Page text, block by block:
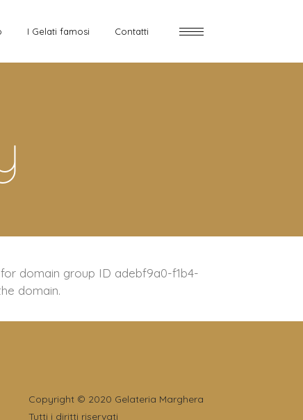
I Gelati famosi Contatti
domain group ID adebf9a0-f1b4-
domain.
Copyright © 2020 Gelateria Marghera
Tutti i diritti riservati